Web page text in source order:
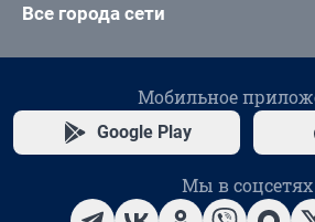
Все города сети
Мобильное
Google Play
Мы в соцсетях